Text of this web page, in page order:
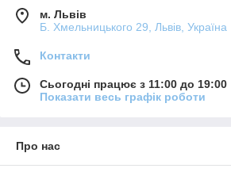
м. Львів
Б. Хмельницького 29, Львів, Україна
Контакти
Сьогодні працює з 11:00 до 19:00
Показати весь графік роботи
Про нас